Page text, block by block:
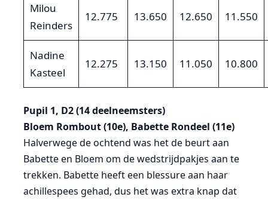
Milou
Reinders
12.775 13.650 12.650 11.550
Nadine
Kasteel
12.275 13.150 11.050 10.800
Pupil 1, D2 (14 deelneemsters)
Bloem Rombout (10e), Babette Rondeel (11e)
Halverwege de ochtend was het de beurt aan
Babette en Bloem om de wedstrijdpakjes aan te
trekken. Babette heeft een blessure aan haar
achillespees gehad, dus het was extra knap dat